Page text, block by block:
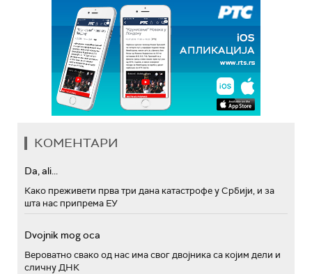
КОМЕНТАРИ
Da, ali...
Како преживети прва три дана катастрофе у Србији, и за
шта нас припрема ЕУ
Dvojnik mog oca
Вероватно свако од нас има свог двојника са којим дели и
сличну ДНК